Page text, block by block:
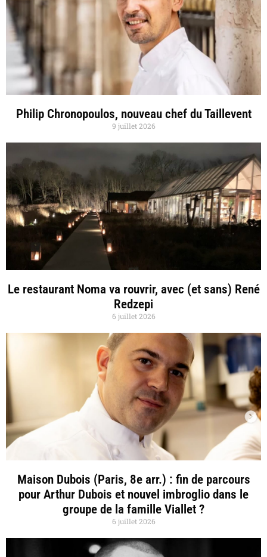
Philip Chronopoulos, nouveau chef du Taillevent
9 juillet 2026
Le restaurant Noma va rouvrir, avec (et sans) René
Redzepi
6 juillet 2026
Maison Dubois (Paris, 8e arr.) : fin de parcours
pour Arthur Dubois et nouvel imbroglio dans le
groupe de la famille Viallet ?
6 juillet 2026